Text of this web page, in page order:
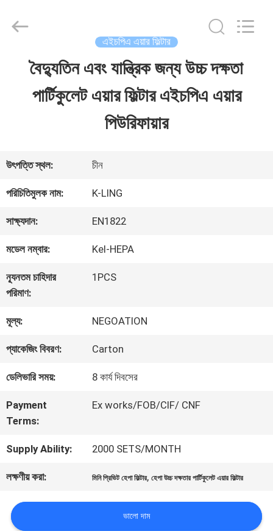
আমাদের
সম্বন্ধে
কারখানা
পরিদর্শন
নিয়ন্ত্রণ
আমাদের
সাথে
খবর
মামলা
Purification
এইচপিএ এয়ার ফিল্টার
বৈদ্যুতিন এবং যান্ত্রিক জন্য উচ্চ দক্ষতা
পার্টিকুলেট এয়ার ফিল্টার এইচপিএ এয়ার
পিউরিফায়ার
উৎপত্তি স্থল: চীন
পরিচিতিমুলক নাম: K-LING
সাক্ষ্যদান: EN1822
মডেল নম্বার: Kel-HEPA
ন্যূনতম চাহিদার
পরিমাণ:
1PCS
মূল্য: NEGOATION
প্যাকেজিং বিবরণ: Carton
ডেলিভারি সময়: 8 কার্য দিবসের
Payment
Terms:
Ex works/FOB/CIF/ CNF
Supply Ability: 2000 SETS/MONTH
লক্ষণীয় করা: মিনি প্রিভিট হেপা ফিল্টার,হেপা উচ্চ দক্ষতার পার্টিকুলেট এয়ার ফিল্টার
ভালো দাম